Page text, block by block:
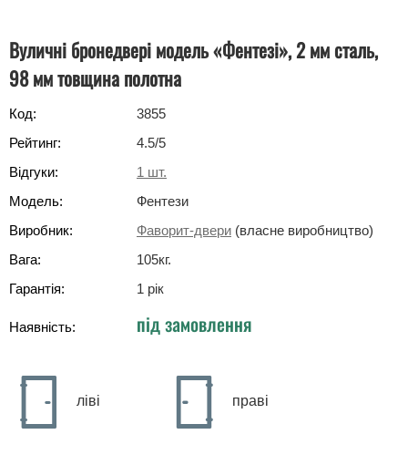
Вуличні бронедвері модель «Фентезі», 2 мм сталь,
98 мм товщина полотна
Код:
3855
Рейтинг:
4.5/5
Відгуки:
1 шт.
Модель:
Фентези
Виробник:
Фаворит-двери (власне виробництво)
Вага:
105кг.
Гарантія:
1 рік
Наявність: під замовлення
ліві праві